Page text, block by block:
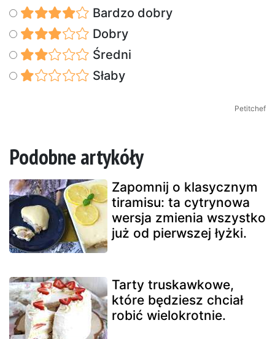
Bardzo dobry
Dobry
Średni
Słaby
Petitchef
Podobne artykóły
Zapomnij o klasycznym
tiramisu: ta cytrynowa
wersja zmienia wszystko
już od pierwszej łyżki.
Tarty truskawkowe,
które będziesz chciał
robić wielokrotnie.